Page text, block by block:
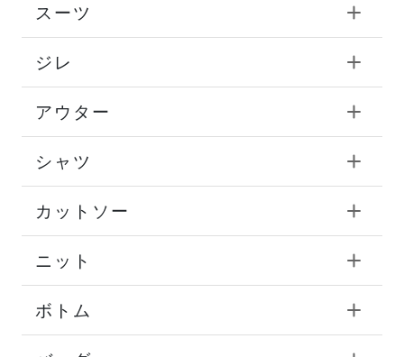
スーツ
ジレ
アウター
シャツ
カットソー
ニット
ボトム